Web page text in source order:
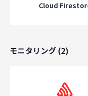
Cloud
モニタリング (2)